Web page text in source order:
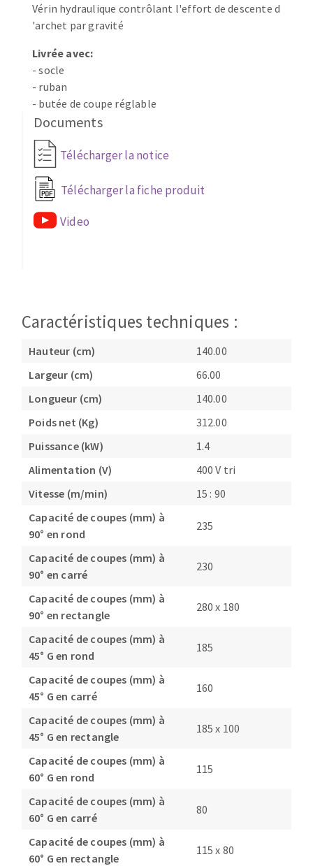
Vérin hydraulique contrôlant l'effort de descente d
'archet par gravité
Livrée avec:
- socle
- ruban
- butée de coupe réglable
Documents
Télécharger la notice
Télécharger la fiche produit
Video
Caractéristiques techniques :
Hauteur (cm)
140.00
Largeur (cm)
66.00
Longueur (cm)
140.00
Poids net (Kg)
312.00
Puissance (kW)
1.4
Alimentation (V)
400 V tri
Vitesse (m/min)
15 : 90
Capacité de coupes (mm) à
90° en rond
235
Capacité de coupes (mm) à
90° en carré
230
Capacité de coupes (mm) à
90° en rectangle
280 x 180
Capacité de coupes (mm) à
45° G en rond
185
Capacité de coupes (mm) à
45° G en carré
160
Capacité de coupes (mm) à
45° G en rectangle
185 x 100
Capacité de coupes (mm) à
60° G en rond
115
Capacité de coupes (mm) à
60° G en carré
80
Capacité de coupes (mm) à
60° G en rectangle
115 x 80